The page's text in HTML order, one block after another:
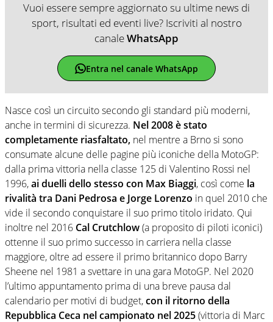
Vuoi essere sempre aggiornato su ultime news di
sport, risultati ed eventi live? Iscriviti al nostro
canaleWhatsApp
Entra nel canale WhatsApp
Nasce così un circuito secondo gli standard più moderni,
anche in termini di sicurezza. Nel 2008 è stato
completamente riasfaltato, nel mentre a Brno si sono
consumate alcune delle pagine più iconiche della MotoGP:
dalla prima vittoria nella classe 125 di Valentino Rossi nel
1996,ai duelli dello stesso con Max Biaggi, così come la
rivalità tra Dani Pedrosa e Jorge Lorenzo in quel 2010 che
vide il secondo conquistare il suo primo titolo iridato. Qui
inoltre nel 2016 Cal Crutchlow(a proposito di piloti iconici)
ottenne il suo primo successo in carriera nella classe
maggiore, oltre ad essere il primo britannico dopo Barry
Sheene nel 1981 a svettare in una gara MotoGP. Nel 2020
l’ultimo appuntamento prima di una breve pausa dal
calendario per motivi di budget,con il ritorno della
Repubblica Ceca nel campionato nel 2025(vittoria di Marc